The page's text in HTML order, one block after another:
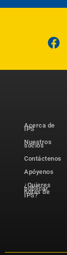
Acerca de
IPS
Nuestros
socios
Contáctenos
Apóyenos
¿Quieres
publicar
notas de
IPS?